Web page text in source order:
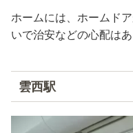
ホームには、ホームド
いで治安などの心配はあ
雲西駅